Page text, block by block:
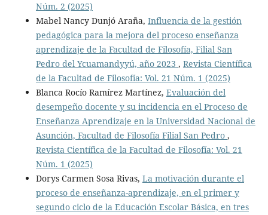
Núm. 2 (2025)
Mabel Nancy Dunjó Araña, Influencia de la gestión
pedagógica para la mejora del proceso enseñanza
aprendizaje de la Facultad de Filosofía, Filial San
Pedro del Ycuamandyyú, año 2023 , Revista Científica
de la Facultad de Filosofía: Vol. 21 Núm. 1 (2025)
Blanca Rocío Ramírez Martínez, Evaluación del
desempeño docente y su incidencia en el Proceso de
Enseñanza Aprendizaje en la Universidad Nacional de
Asunción, Facultad de Filosofía Filial San Pedro ,
Revista Científica de la Facultad de Filosofía: Vol. 21
Núm. 1 (2025)
Dorys Carmen Sosa Rivas, La motivación durante el
proceso de enseñanza-aprendizaje, en el primer y
segundo ciclo de la Educación Escolar Básica, en tres